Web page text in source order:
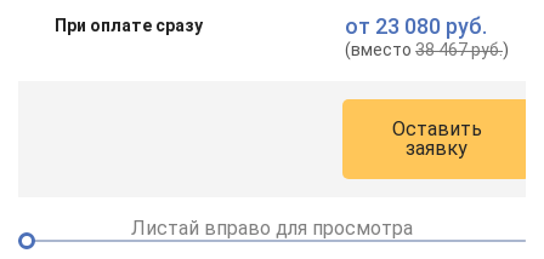
При оплате сразу от 23 080 руб.
(вместо38 467 руб.)
Оставить
заявку
Листай вправо для просмотра